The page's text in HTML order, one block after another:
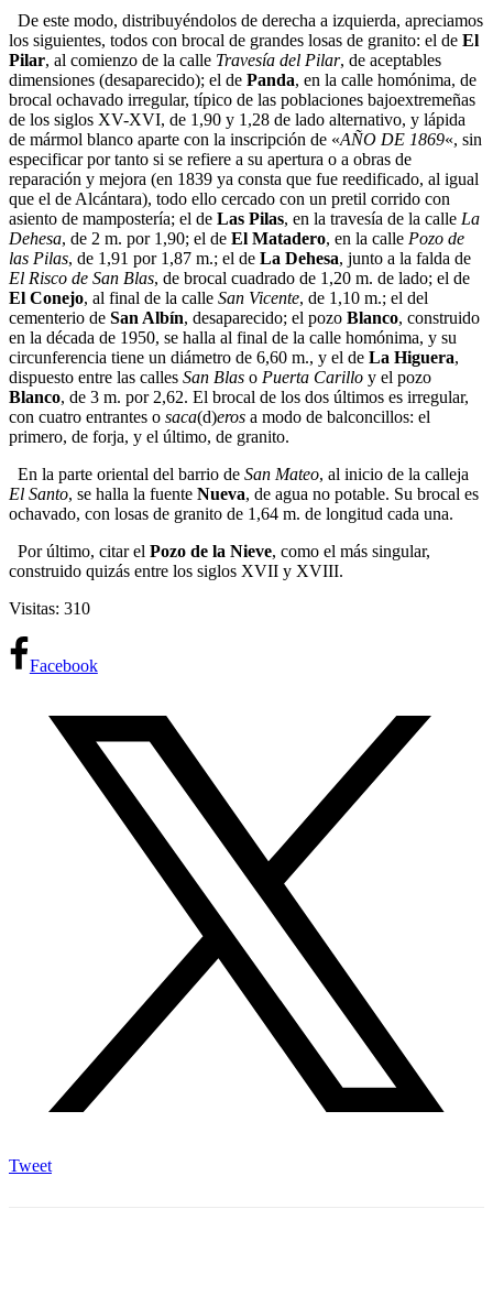
De este modo, distribuyéndolos de derecha a izquierda, apreciamos
los siguientes, todos con brocal de grandes losas de granito: el de El
Pilar, al comienzo de la calle Travesía del Pilar, de aceptables
dimensiones (desaparecido); el de Panda, en la calle homónima, de
brocal ochavado irregular, típico de las poblaciones bajoextremeñas
de los siglos XV-XVI, de 1,90 y 1,28 de lado alternativo, y lápida
de mármol blanco aparte con la inscripción de «AÑO DE 1869«, sin
especificar por tanto si se refiere a su apertura o a obras de
reparación y mejora (en 1839 ya consta que fue reedificado, al igual
que el de Alcántara), todo ello cercado con un pretil corrido con
asiento de mampostería; el de Las Pilas, en la travesía de la calle La
Dehesa, de 2 m. por 1,90; el de El Matadero, en la calle Pozo de
las Pilas, de 1,91 por 1,87 m.; el de La Dehesa, junto a la falda de
El Risco de San Blas, de brocal cuadrado de 1,20 m. de lado; el de
El Conejo, al final de la calle San Vicente, de 1,10 m.; el del
cementerio de San Albín, desaparecido; el pozo Blanco, construido
en la década de 1950, se halla al final de la calle homónima, y su
circunferencia tiene un diámetro de 6,60 m., y el de La Higuera,
dispuesto entre las calles San Blas o Puerta Carillo y el pozo
Blanco, de 3 m. por 2,62. El brocal de los dos últimos es irregular,
con cuatro entrantes o saca(d)eros a modo de balconcillos: el
primero, de forja, y el último, de granito.
En la parte oriental del barrio de San Mateo, al inicio de la calleja
El Santo, se halla la fuente Nueva, de agua no potable. Su brocal es
ochavado, con losas de granito de 1,64 m. de longitud cada una.
Por último, citar el Pozo de la Nieve, como el más singular,
construido quizás entre los siglos XVII y XVIII.
Visitas: 310
Facebook
Tweet